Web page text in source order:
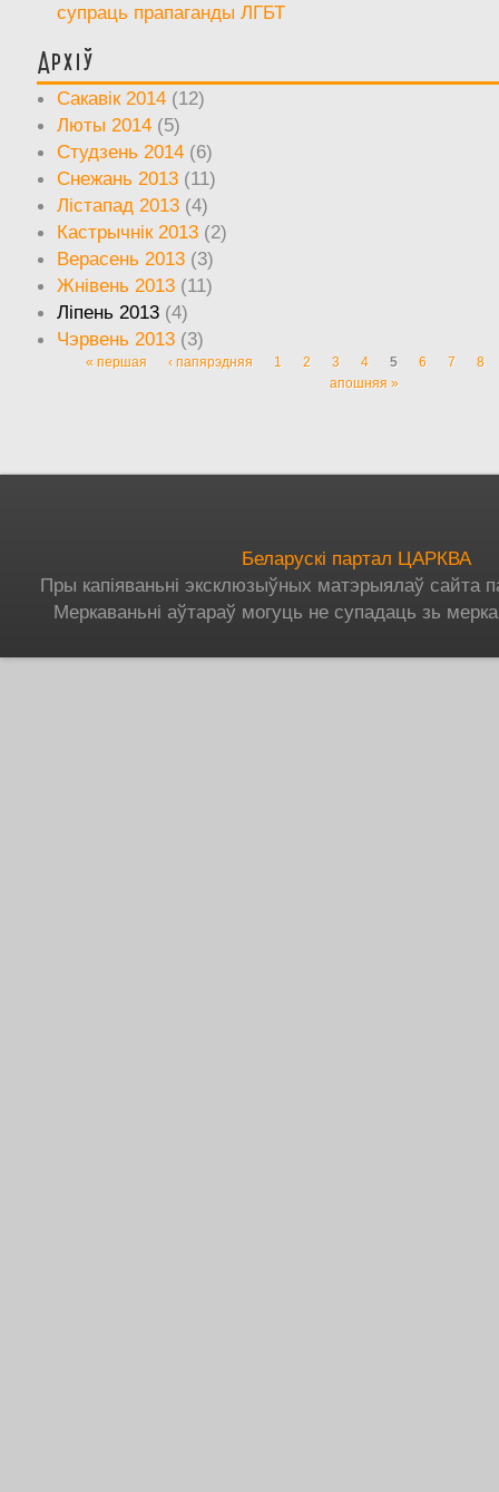
супраць прапаганды ЛГБТ
Архіў
Сакавік 2014 (12)
Люты 2014 (5)
Студзень 2014 (6)
Снежань 2013 (11)
Лістапад 2013 (4)
Кастрычнік 2013 (2)
Верасень 2013 (3)
Жнівень 2013 (11)
Ліпень 2013 (4)
Чэрвень 2013 (3)
Старонкі
« першая ‹ папярэдняя 1 2 3 4 5 6 7
8
апошняя »
Беларускі партал ЦАРКВА
Пры капіяваньні эксклюзыўных матэрыялаў сайта
Меркаваньні аўтараў могуць не супадаць зь